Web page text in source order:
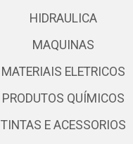
HIDRAULICA
MAQUINAS
MATERIAIS ELETRICOS
PRODUTOS QUÍMICOS
TINTAS E ACESSORIOS